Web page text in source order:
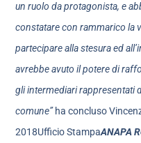
un ruolo da protagonista, e
constatare con rammarico la
partecipare alla stesura ed
avrebbe avuto il potere di
gli intermediari rappresentati
comune”ha concluso
2018Ufficio StampaANAPA